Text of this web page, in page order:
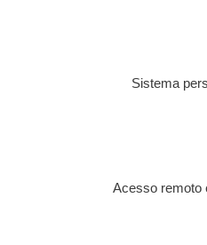
Sistema
Acesso remoto